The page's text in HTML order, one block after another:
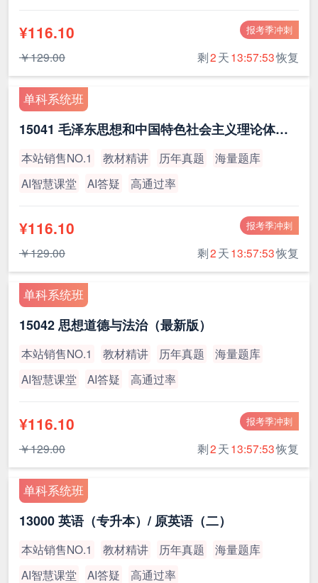
报考季冲刺
¥116.10
￥129.00 剩2天13:57:53恢复
单科系统班
15041 毛泽东思想和中国特色社会主义理论体系概论（最新版）
本站销售NO.1 教材精讲 历年真题
海量题库
AI智慧课堂
AI答疑 高通过率
报考季冲刺
¥116.10
￥129.00 剩2天13:57:53恢复
单科系统班
15042 思想道德与法治（最新版）
本站销售NO.1 教材精讲 历年真题
海量题库
AI智慧课堂
AI答疑 高通过率
报考季冲刺
¥116.10
￥129.00 剩2天13:57:53恢复
单科系统班
13000 英语（专升本）/ 原英语（二）
本站销售NO.1 教材精讲 历年真题
海量题库
AI智慧课堂
AI答疑 高通过率